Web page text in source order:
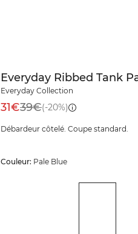
Everyday Ribbed Tank
Everyday Collection
31€39€(-20%)
Débardeur côtelé. Coupe standard.
Couleur: Pale Blue